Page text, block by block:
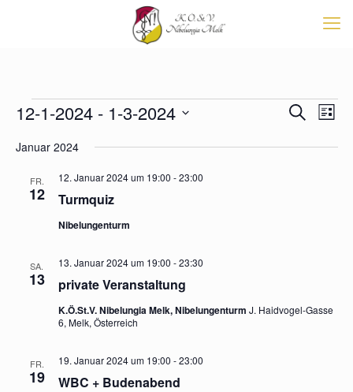
Veranstaltungen
Suche
SucheListe
12-1-2024 - 1-3-2024
wählen.
Januar 2024
FR.
12 Turmquiz
12. Januar 2024 um 19:00 -23:00
Nibelungenturm
SA.
13 private Veranstaltung
13. Januar 2024 um 19:00 -23:30
K.Ö.St.V. Nibelungia Melk, Nibelungenturm J. Haidvogel-Gasse
6, Melk, Österreich
FR.
19 WBC + Budenabend
19. Januar 2024 um 19:00 -23:00